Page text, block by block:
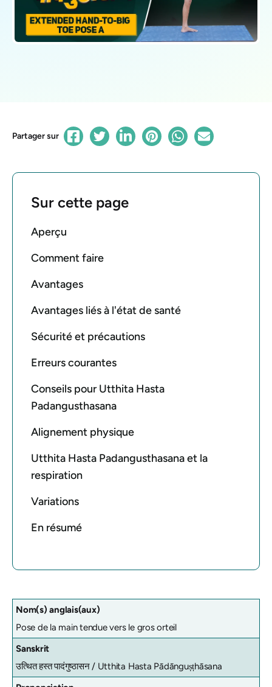
Partager sur
Sur cette page
Aperçu
Comment faire
Avantages
Avantages liés à l'état de santé
Sécurité et précautions
Erreurs courantes
Conseils pour Utthita Hasta
Padangusthasana
Alignement physique
Utthita Hasta Padangusthasana et la
respiration
Variations
En résumé
Nom(s) anglais(aux)
Pose de la main tendue vers le gros orteil
Sanskrit
उत्थित हस्त पादंगुष्ठासन / Utthita Hasta Pādānguṣṭhāsana